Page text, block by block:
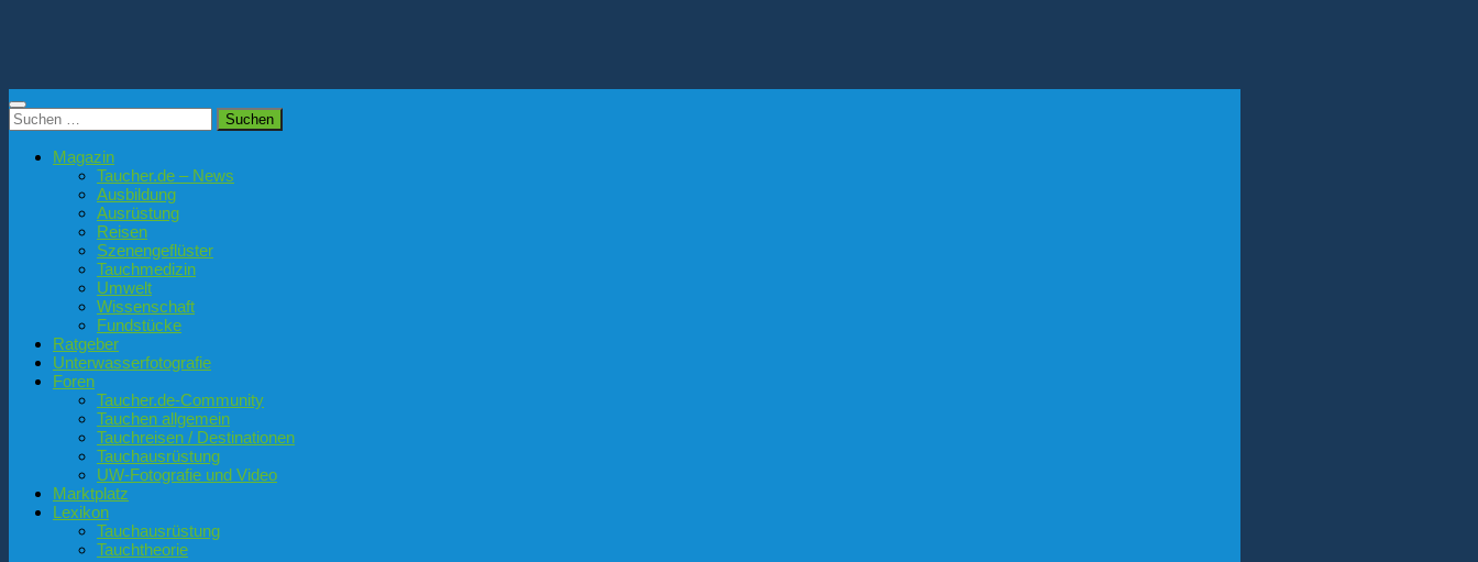
Suchen
nach:
Magazin
Taucher.de – News
Ausbildung
Ausrüstung
Reisen
Szenengeflüster
Tauchmedizin
Umwelt
Wissenschaft
Fundstücke
Ratgeber
Unterwasserfotografie
Foren
Taucher.de-Community
Tauchen allgemein
Tauchreisen / Destinationen
Tauchausrüstung
UW-Fotografie und Video
Marktplatz
Lexikon
Tauchausrüstung
Tauchtheorie